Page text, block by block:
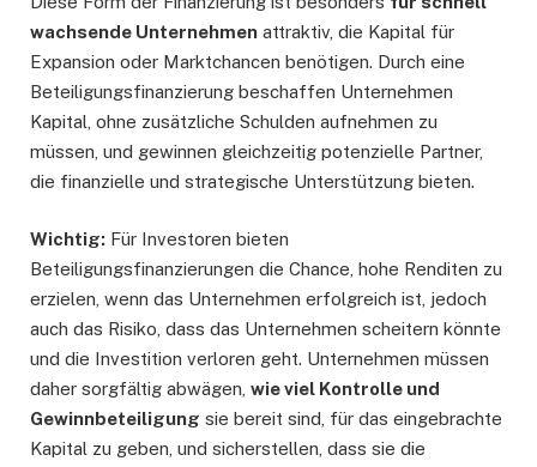
wachsende Unternehmen attraktiv, die Kapital für
Expansion oder Marktchancen benötigen. Durch eine
Beteiligungsfinanzierung beschaffen Unternehmen
Kapital, ohne zusätzliche Schulden aufnehmen zu
müssen, und gewinnen gleichzeitig potenzielle Partner,
die finanzielle und strategische Unterstützung bieten.
Wichtig: Für Investoren bieten
Beteiligungsfinanzierungen die Chance, hohe Renditen zu
erzielen, wenn das Unternehmen erfolgreich ist, jedoch
auch das Risiko, dass das Unternehmen scheitern könnte
und die Investition verloren geht. Unternehmen müssen
daher sorgfältig abwägen, wie viel Kontrolle und
Gewinnbeteiligung sie bereit sind, für das eingebrachte
Kapital zu geben, und sicherstellen, dass sie die